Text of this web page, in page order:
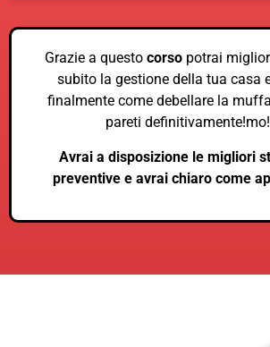
Grazie a questo corsopotrai
subito la gestione della tua casa
finalmente come debellare la
pareti definitivamente!mo!
Avrai a disposizione le migliori
preventive e avrai chiaro come